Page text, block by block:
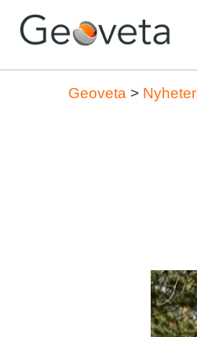
Geoveta > Nyheter